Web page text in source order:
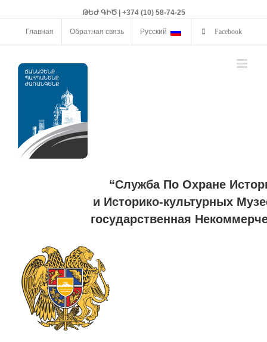
ԹԵԺ ԳԻԾ | +374 (10) 58-74-25
Главная Обратная связь Русский Facebook
“Служба По Охране
и Историко-культурных
государственная